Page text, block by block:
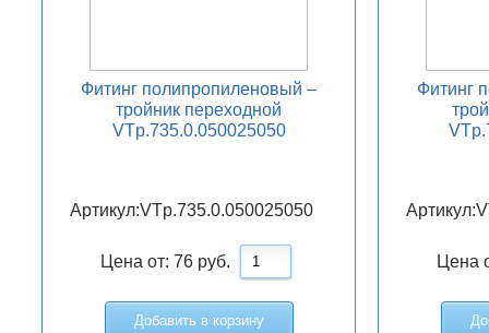
Фитинг полипропиленовый –
тройник переходной
VTp.735.0.050025050
Артикул:VTp.735.0.050025050
Цена от:76 руб.
Добавить в корзину
Фитинг
Артикул:
Цена